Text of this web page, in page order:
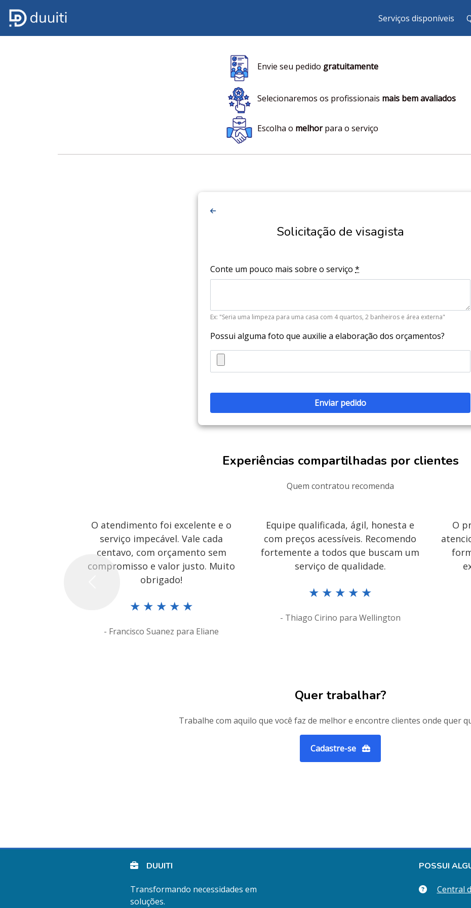
Serviços disponíveis
Envie seu pedido gratuitamente
Selecionaremos os profissionais mais bem avaliados
Escolha o melhorpara o serviço
Solicitação de visagista
Conte um pouco mais sobre o serviço *
Ex: "Seria uma limpeza para uma casa com 4 quartos, 2 banheiros e área externa"
Possui alguma foto que auxilie a elaboração dos orçamentos?
Experiências compartilhadas por clientes
Quem contratou recomenda
O atendimento foi excelente e o
serviço impecável. Vale cada
centavo, com orçamento sem
compromisso e valor justo. Muito
obrigado!
★ ★ ★ ★ ★
- Francisco Suanez para Eliane
Equipe qualificada, ágil, honesta e
com preços acessíveis. Recomendo
fortemente a todos que buscam um
serviço de qualidade.
★ ★ ★ ★ ★
- Thiago Cirino para Wellington
O
Quer trabalhar?
Trabalhe com aquilo que você faz de melhor e encontre clientes onde quer
Cadastre-se
DUUITI
Transformando necessidades em
soluções.
POSSUI
Central